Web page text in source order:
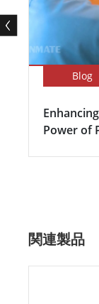
Blog
Power of
関連製品